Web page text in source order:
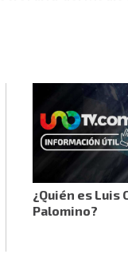
¿Quién es Luis
Palomino?